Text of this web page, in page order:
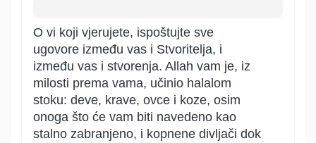
O vi koji vjerujete, ispoštujte sve
ugovore između vas i Stvoritelja, i
između vas i stvorenja. Allah vam je, iz
milosti prema vama, učinio halalom
stoku: deve, krave, ovce i koze, osim
onoga što će vam biti navedeno kao
stalno zabranjeno, i kopnene divljači dok